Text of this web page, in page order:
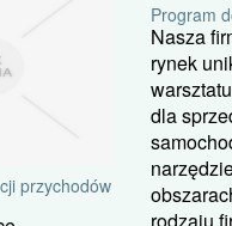
przychodów
Program
Nasza
rynek
dla
rodzaju